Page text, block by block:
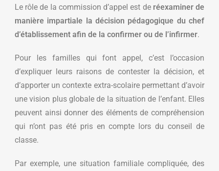
Le rôle de la commission d’appel est de réexaminer de
manière impartiale la décision pédagogique du chef
d’établissement afin de la confirmer ou de l’infirmer.
Pour les familles qui font appel, c’est l’occasion
d’expliquer leurs raisons de contester la décision, et
d’apporter un contexte extra-scolaire permettant d’avoir
une vision plus globale de la situation de l’enfant. Elles
peuvent ainsi donner des éléments de compréhension
qui n’ont pas été pris en compte lors du conseil de
classe.
Par exemple, une situation familiale compliquée, des